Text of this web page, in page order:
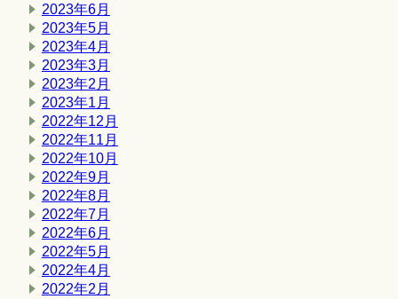
2023年6月
2023年5月
2023年4月
2023年3月
2023年2月
2023年1月
2022年12月
2022年11月
2022年10月
2022年9月
2022年8月
2022年7月
2022年6月
2022年5月
2022年4月
2022年2月